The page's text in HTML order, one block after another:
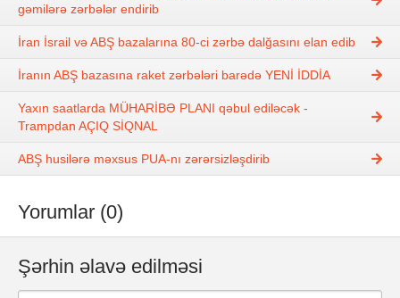
gəmilərə zərbələr endirib
İran İsrail və ABŞ bazalarına 80-ci zərbə dalğasını elan edib
İranın ABŞ bazasına raket zərbələri barədə YENİ İDDİA
Yaxın saatlarda MÜHARİBƏ PLANI qəbul ediləcək -
Trampdan AÇIQ SİQNAL
ABŞ husilərə məxsus PUA-nı zərərsizləşdirib
Yorumlar (0)
Şərhin əlavə edilməsi